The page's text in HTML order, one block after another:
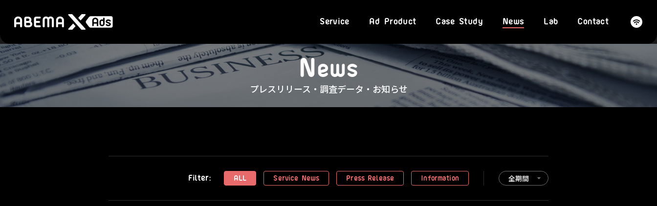
Service Ad Product Case Study News Lab Contact
News
プレスリリース・調査データ・お知らせ
Filter ALL Service News Press Release Information 全期間